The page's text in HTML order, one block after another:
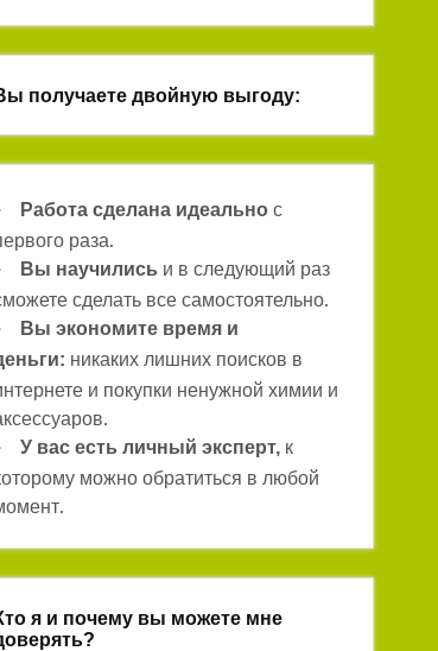
получаете двойную выгоду:
Работа сделана идеально с
раза.
Вы научились и в следующий раз
сделать все самостоятельно.
Вы экономите время и
никаких лишних поисков в
и покупки ненужной химии и
У вас есть личный эксперт, к
можно обратиться в любой
я и почему вы можете мне